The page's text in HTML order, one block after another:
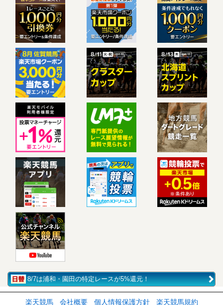
8/7は浦和・園田の特定レースが5%還元！
楽天競馬 会社概要 個人情報保護方針 楽天競馬規約